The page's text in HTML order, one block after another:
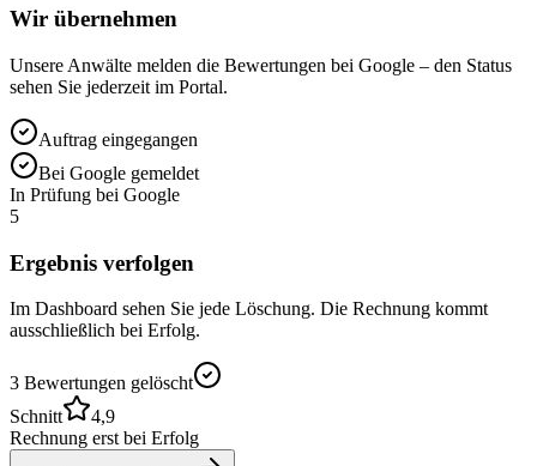
Wir übernehmen
Unsere Anwälte melden die Bewertungen bei Google – den Status
sehen Sie jederzeit im Portal.
Auftrag eingegangen
Bei Google gemeldet
In Prüfung bei Google
5
Ergebnis verfolgen
Im Dashboard sehen Sie jede Löschung. Die Rechnung kommt
ausschließlich bei Erfolg.
3 Bewertungen gelöscht
Schnitt
4,9
Rechnung erst bei Erfolg